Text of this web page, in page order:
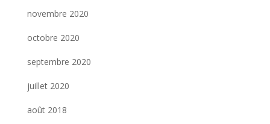
novembre 2020
octobre 2020
septembre 2020
juillet 2020
août 2018